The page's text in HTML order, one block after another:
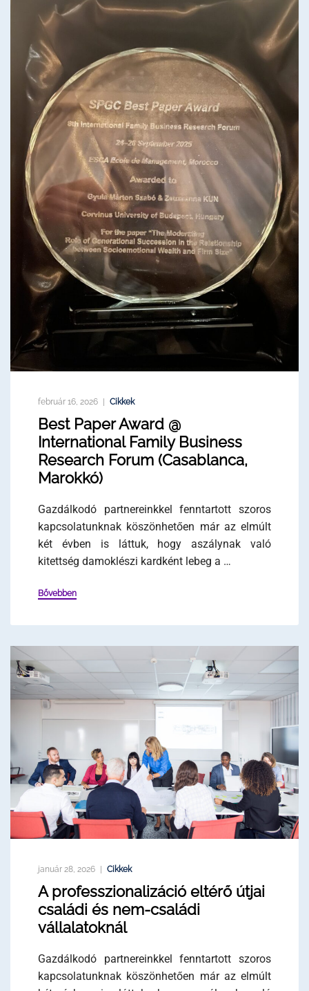
február 16, 2026 Cikkek
Best Paper Award @
International Family Business
Research Forum (Casablanca,
Marokkó)
Gazdálkodó partnereinkkel fenntartott szoros
kapcsolatunknak köszönhetően már az elmúlt
két évben is láttuk, hogy aszálynak való
kitettség damoklészi kardként lebeg a …
Bővebben
január 28, 2026 Cikkek
A professzionalizáció eltérő útjai
családi és nem-családi
vállalatoknál
Gazdálkodó partnereinkkel fenntartott szoros
kapcsolatunknak köszönhetően már az elmúlt